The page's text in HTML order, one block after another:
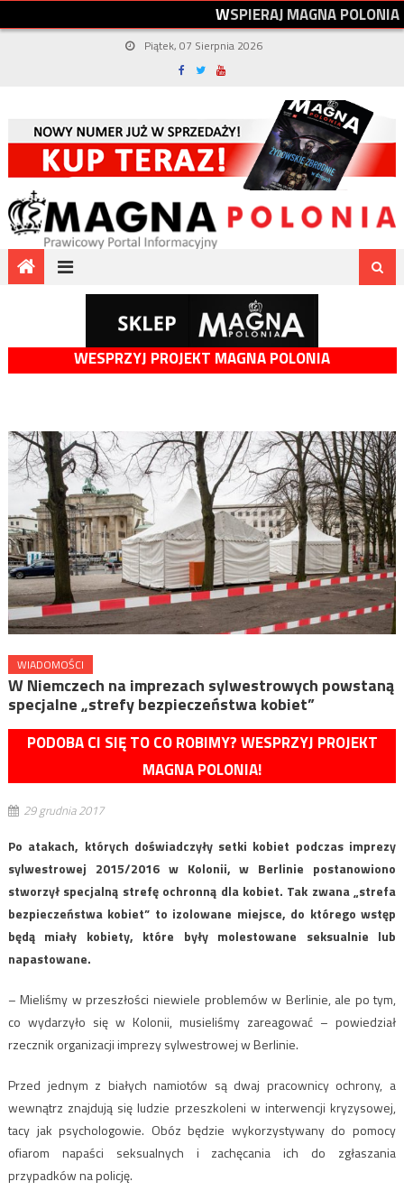
WSPIERAJMAGNAPOLONIA
Piątek, 07 Sierpnia 2026
WESPRZYJ PROJEKT MAGNA POLONIA
WIADOMOŚCI
W Niemczech na imprezach sylwestrowych powstaną
specjalne „strefy bezpieczeństwa kobiet”
PODOBA CI SIĘ TO CO ROBIMY? WESPRZYJ PROJEKT
MAGNA POLONIA!
29 grudnia 2017
Po atakach, których doświadczyły setki kobiet podczas imprezy
sylwestrowej 2015/2016 w Kolonii, w Berlinie postanowiono
stworzył specjalną strefę ochronną dla kobiet. Tak zwana „strefa
bezpieczeństwa kobiet” to izolowane miejsce, do którego wstęp
będą miały kobiety, które były molestowane seksualnie lub
napastowane.
– Mieliśmy w przeszłości niewiele problemów w Berlinie, ale po tym,
co wydarzyło się w Kolonii, musieliśmy zareagować – powiedział
rzecznik organizacji imprezy sylwestrowej w Berlinie.
Przed jednym z białych namiotów są dwaj pracownicy ochrony, a
wewnątrz znajdują się ludzie przeszkoleni w interwencji kryzysowej,
tacy jak psychologowie. Obóz będzie wykorzystywany do pomocy
ofiarom napaści seksualnych i zachęcania ich do zgłaszania
przypadków na policję.